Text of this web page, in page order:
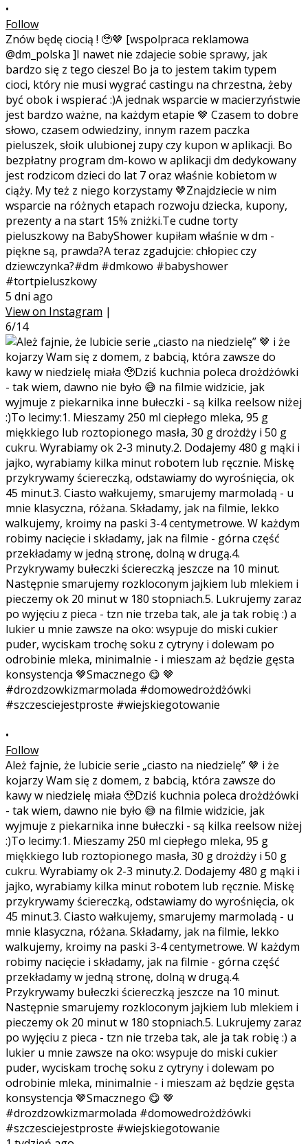
•
Follow
Znów będę ciocią ! 🥹🤎 [wspolpraca reklamowa
@dm_polska ]I nawet nie zdajecie sobie sprawy, jak
bardzo się z tego ciesze! Bo ja to jestem takim typem
cioci, który nie musi wygrać castingu na chrzestna, żeby
być obok i wspierać :)A jednak wsparcie w macierzyństwie
jest bardzo ważne, na każdym etapie 🤎 Czasem to dobre
słowo, czasem odwiedziny, innym razem paczka
pieluszek, słoik ulubionej zupy czy kupon w aplikacji. Bo
bezpłatny program dm-kowo w aplikacji dm dedykowany
jest rodzicom dzieci do lat 7 oraz właśnie kobietom w
ciąży. My też z niego korzystamy 🤎Znajdziecie w nim
wsparcie na różnych etapach rozwoju dziecka, kupony,
prezenty a na start 15% zniżki.Te cudne torty
pieluszkowy na BabyShower kupiłam właśnie w dm -
piękne są, prawda?A teraz zgadujcie: chłopiec czy
dziewczynka?#dm #dmkowo #babyshower
#tortpieluszkowy
5 dni ago
View on Instagram |
6/14
•
Follow
Ależ fajnie, że lubicie serie „ciasto na niedzielę” 🤎 i że
kojarzy Wam się z domem, z babcią, która zawsze do
kawy w niedzielę miała 🥹Dziś kuchnia poleca drożdżówki
- tak wiem, dawno nie było 😅 na filmie widzicie, jak
wyjmuje z piekarnika inne bułeczki - są kilka reelsow niżej
:)To lecimy:1. Mieszamy 250 ml ciepłego mleka, 95 g
miękkiego lub roztopionego masła, 30 g drożdży i 50 g
cukru. Wyrabiamy ok 2-3 minuty.2. Dodajemy 480 g mąki i
jajko, wyrabiamy kilka minut robotem lub ręcznie. Miskę
przykrywamy ściereczką, odstawiamy do wyrośnięcia, ok
45 minut.3. Ciasto wałkujemy, smarujemy marmoladą - u
mnie klasyczna, różana. Składamy, jak na filmie, lekko
walkujemy, kroimy na paski 3-4 centymetrowe. W każdym
robimy nacięcie i składamy, jak na filmie - górna część
przekładamy w jedną stronę, dolną w drugą.4.
Przykrywamy bułeczki ściereczką jeszcze na 10 minut.
Następnie smarujemy rozkloconym jajkiem lub mlekiem i
pieczemy ok 20 minut w 180 stopniach.5. Lukrujemy zaraz
po wyjęciu z pieca - tzn nie trzeba tak, ale ja tak robię :) a
lukier u mnie zawsze na oko: wsypuje do miski cukier
puder, wyciskam trochę soku z cytryny i dolewam po
odrobinie mleka, minimalnie - i mieszam aż będzie gęsta
konsystencja 🤎Smacznego 😋 🤎
#drozdzowkizmarmolada #domowedrożdżówki
#szczesciejestproste #wiejskiegotowanie